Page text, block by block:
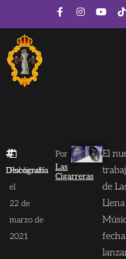
Discografía
Publicado
el
22 de
marzo de
2021
Por
Las
Cigarreras
El
de